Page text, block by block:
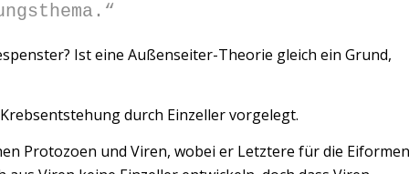
Ist eine Außenseiter-Theorie gleich ein Grund,
durch Einzeller vorgelegt.
Protozoen und Viren, wobei er Letztere für die Eiformen